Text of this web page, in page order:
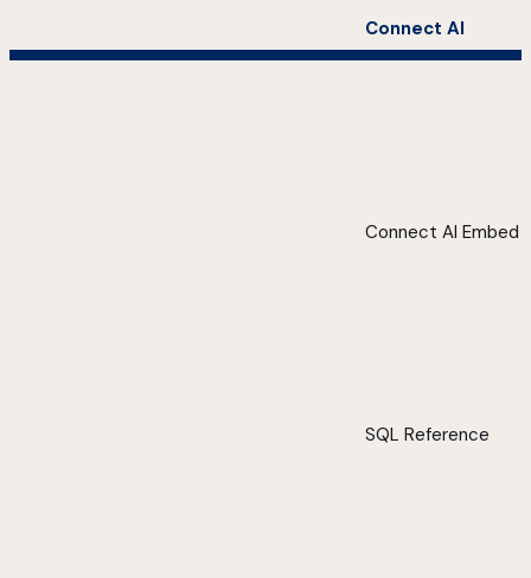
Connect AI
Connect AI Embed
SQL Reference